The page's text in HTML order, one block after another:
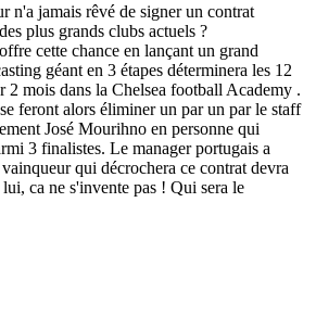
n'a jamais rêvé de signer un contrat
plus grands clubs actuels ?
cette chance en lançant un grand
géant en 3 étapes déterminera les 12
2 mois dans la Chelsea football Academy .
feront alors éliminer un par un par le staff
José Mourihno en personne qui
3 finalistes. Le manager portugais a
qui décrochera ce contrat devra
ca ne s'invente pas ! Qui sera le